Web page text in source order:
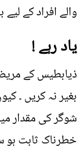
والے افراد کے
یاد رہے !
ذیابطیس کے
بغیر نہ کریں ۔
شوگر کی مقدار
خطرناک ثابت ہو